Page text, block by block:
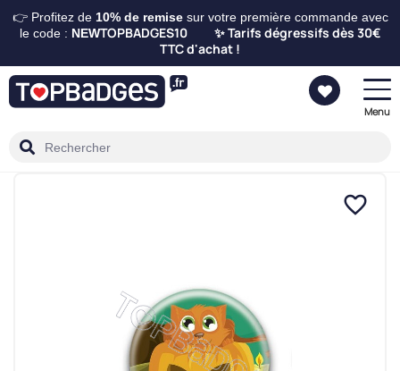
👉 Profitez de 10% de remisesur votre première commande avec
le code : NEWTOPBADGES10 ✨ Tarifs dégressifs dès 30€
TTC d'achat !
Menu
favorite_border